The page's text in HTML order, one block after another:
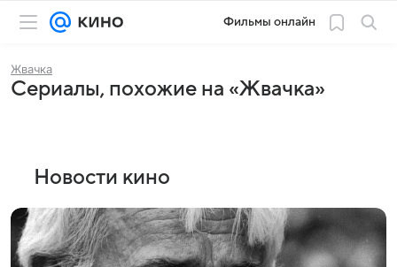
Фильмы онлайн
Жвачка
Сериалы, похожие на «Жвачка»
Новости кино